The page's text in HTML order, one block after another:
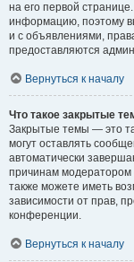
на его первой
информацию, поэтому
и с объявлениями,
предоставляются
Вернуться к началу
Что такое закрытые
Закрытые темы — это
могут оставлять
автоматически
причинам
также можете иметь
зависимости от прав,
конференции.
Вернуться к началу